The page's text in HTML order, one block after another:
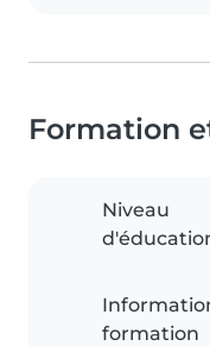
Formation
Niveau
formation